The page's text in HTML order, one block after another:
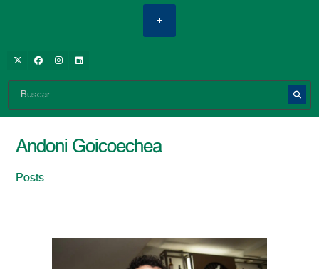
Andoni Goicoechea
Posts